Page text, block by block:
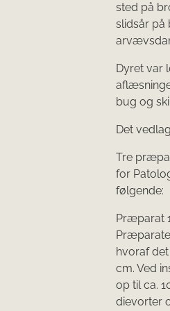
sted på
slidsår
Dyret var
bug og
Det
Tre
for
følgende:
Præparat
hvor­af
cm. Ved
op til ca.
dievorter